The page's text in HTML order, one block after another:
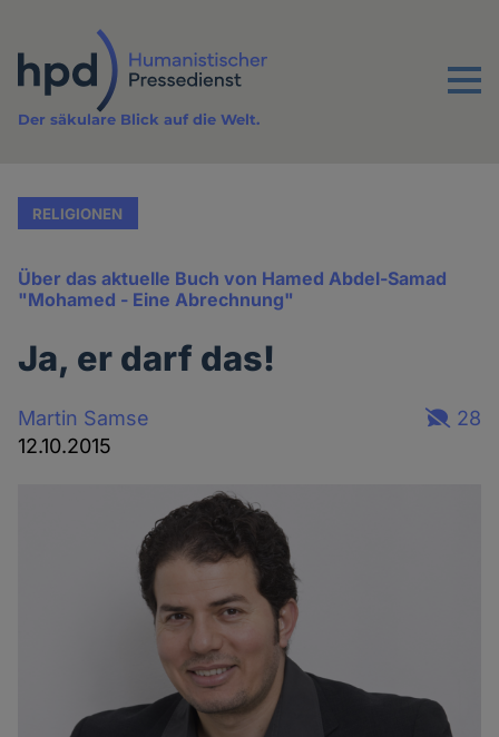
Inhalt
Menu
Der säkulare Blick auf die Welt.
RELIGIONEN
Über das aktuelle Buch von Hamed Abdel-Samad
"Mohamed - Eine Abrechnung"
Ja, er darf das!
Martin Samse
12.10.2015
28